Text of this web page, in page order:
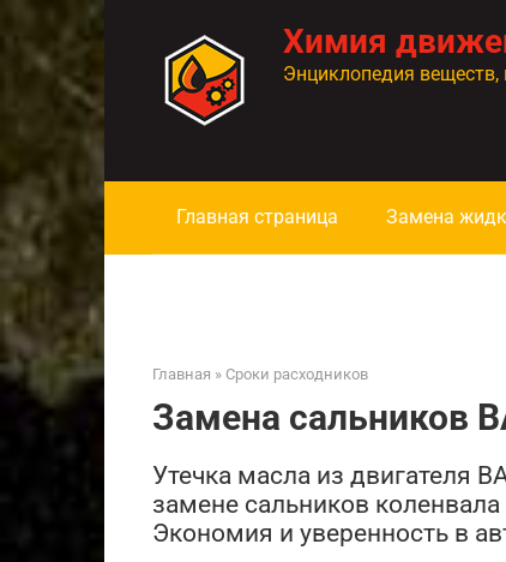
контенту
Химия
Энциклопедия
Главная страница Замена
Главная » Сроки расходников
Замена сальников
Утечка масла из двигателя
замене сальников
Экономия и уверенность в